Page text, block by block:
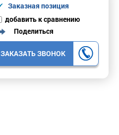
Заказная позиция
добавить к сравнению
Поделиться
ЗАКАЗАТЬ ЗВОНОК